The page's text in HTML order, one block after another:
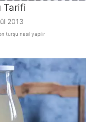
Tarifi
2013
turşu nasıl yapılır